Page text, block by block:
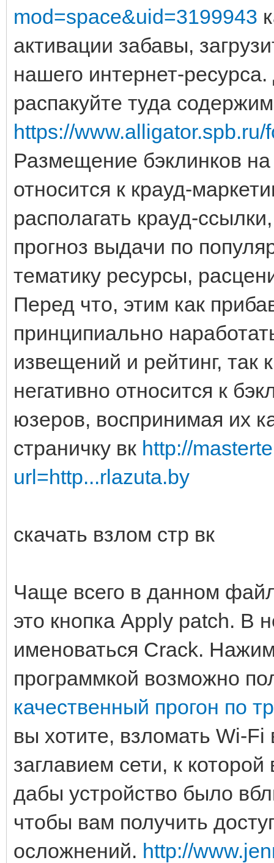
mod=space&uid=3199943
активации забавы,
нашего интернет-
распакуйте туда
https://
Размещение бэклинков
относится к крауд-
располагать крауд-
прогноз выдачи по
тематику ресурсы,
Перед что, этим как
принципиально
извещений и рейтинг,
негативно относится к
юзеров, воспринимая их
страничку вк http://
url=http...rlazuta.by
скачать взлом стр вк
Чаще всего в данном
это кнопка Apply patch. В
именоваться Crack.
программкой возможно
качественный прогон по
вы хотите, взломать Wi-Fi
заглавием сети, к
дабы устройство было
чтобы вам получить
осложнений. http://